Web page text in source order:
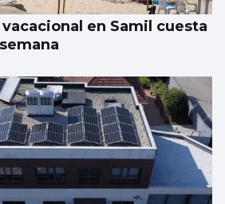
en Samil cuesta